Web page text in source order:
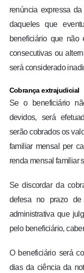
renúncia expressa
daqueles que
beneficiário que não
consecutivas ou
será considerado
Cobrança extrajudicial
Se o beneficiário
devidos, será
serão cobrados os
familiar mensal per
renda mensal familiar
Se discordar da
defesa no prazo
administrativa que
pelo beneficiário,
O beneficiário será
dias da ciência da